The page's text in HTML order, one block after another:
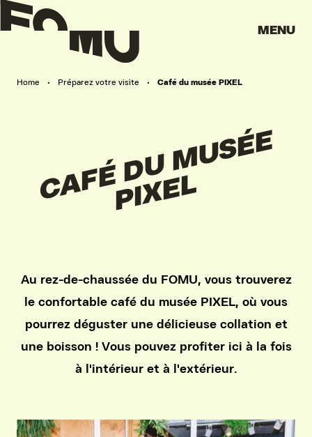
MENU
Home • Préparez votre visite • Café du musée PIXEL
C
A
F
É
D
U
M
U
S
É
E
P
I
X
E
L
Au rez-de-chaussée du FOMU, vous trouverez
le confortable café du musée PIXEL, où vous
pourrez déguster une délicieuse collation et
une boisson ! Vous pouvez profiter ici à la fois
à l'intérieur et à l'extérieur.